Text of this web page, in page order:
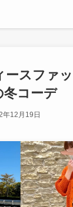
ースファ
冬コーデ
年12月19日